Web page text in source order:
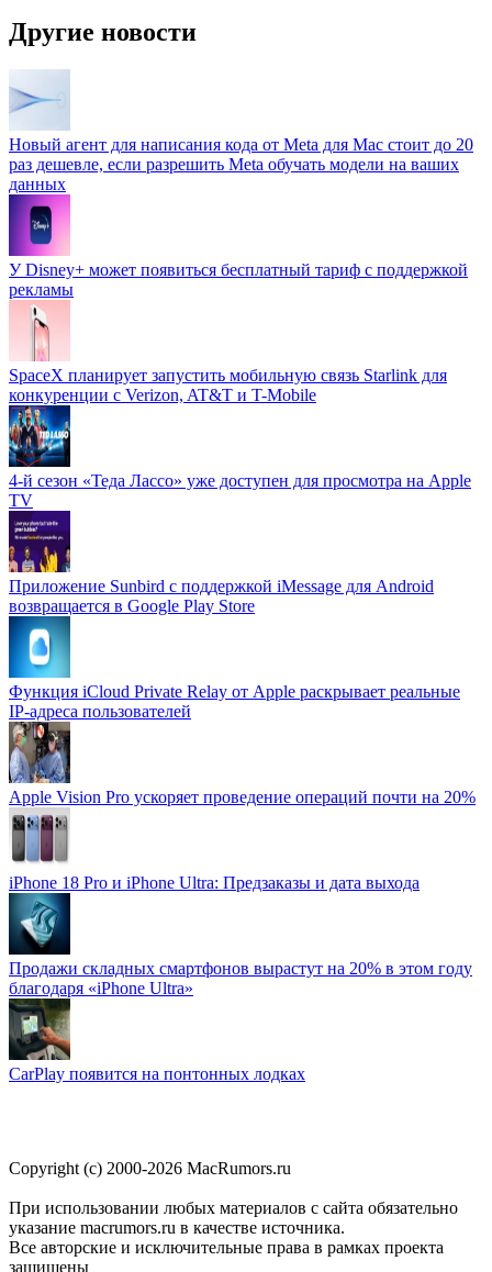
Другие новости
Новый агент для написания кода от Meta для Mac стоит до 20
раз дешевле, если разрешить Meta обучать модели на ваших
данных
У Disney+ может появиться бесплатный тариф с поддержкой
рекламы
SpaceX планирует запустить мобильную связь Starlink для
конкуренции с Verizon, AT&T и T-Mobile
4-й сезон «Теда Лассо» уже доступен для просмотра на Apple
TV
Приложение Sunbird с поддержкой iMessage для Android
возвращается в Google Play Store
Функция iCloud Private Relay от Apple раскрывает реальные
IP-адреса пользователей
Apple Vision Pro ускоряет проведение операций почти на 20%
iPhone 18 Pro и iPhone Ultra: Предзаказы и дата выхода
Продажи складных смартфонов вырастут на 20% в этом году
благодаря «iPhone Ultra»
CarPlay появится на понтонных лодках
Copyright (c) 2000-2026 MacRumors.ru
При использовании любых материалов с сайта обязательно
указание macrumors.ru в качестве источника.
Все авторские и исключительные права в рамках проекта
защищены